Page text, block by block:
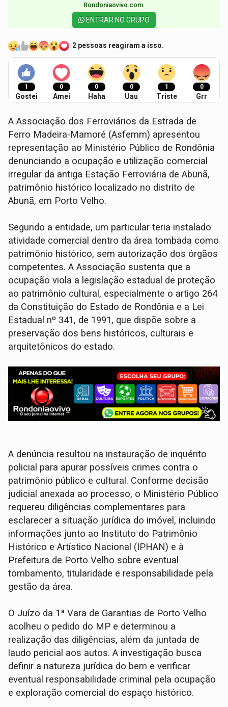
Rondoniaovivo.com.​
ENTRAR NO GRUPO
2 pessoas reagiram a isso.
1
Gostei
0
Amei
0
Haha
0
Uau
1
Triste
0
Grr
A Associação dos Ferroviários da Estrada de
Ferro Madeira-Mamoré (Asfemm) apresentou
representação ao Ministério Público de Rondônia
denunciando a ocupação e utilização comercial
irregular da antiga Estação Ferroviária de Abunã,
patrimônio histórico localizado no distrito de
Abunã, em Porto Velho.
Segundo a entidade, um particular teria instalado
atividade comercial dentro da área tombada como
patrimônio histórico, sem autorização dos órgãos
competentes. A Associação sustenta que a
ocupação viola a legislação estadual de proteção
ao patrimônio cultural, especialmente o artigo 264
da Constituição do Estado de Rondônia e a Lei
Estadual nº 341, de 1991, que dispõe sobre a
preservação dos bens históricos, culturais e
arquitetônicos do estado.
A denúncia resultou na instauração de inquérito
policial para apurar possíveis crimes contra o
patrimônio público e cultural. Conforme decisão
judicial anexada ao processo, o Ministério Público
requereu diligências complementares para
esclarecer a situação jurídica do imóvel, incluindo
informações junto ao Instituto do Patrimônio
Histórico e Artístico Nacional (IPHAN) e à
Prefeitura de Porto Velho sobre eventual
tombamento, titularidade e responsabilidade pela
gestão da área.
O Juízo da 1ª Vara de Garantias de Porto Velho
acolheu o pedido do MP e determinou a
realização das diligências, além da juntada de
laudo pericial aos autos. A investigação busca
definir a natureza jurídica do bem e verificar
eventual responsabilidade criminal pela ocupação
e exploração comercial do espaço histórico.